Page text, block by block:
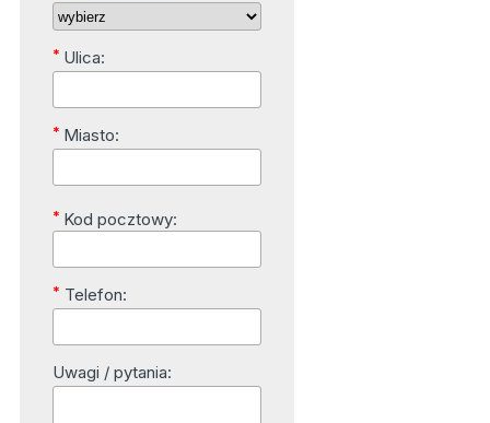
* Ulica:
* Miasto:
* Kod pocztowy:
* Telefon:
Uwagi / pytania: